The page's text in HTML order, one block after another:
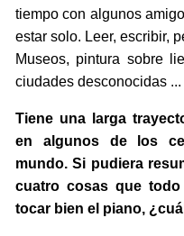
tiempo con algunos
estar solo. Leer, escribir,
Museos, pintura sobre
ciudades desconocidas ...
Tiene una larga
en algunos de los
mundo. Si pudiera
cuatro cosas que
tocar bien el piano,